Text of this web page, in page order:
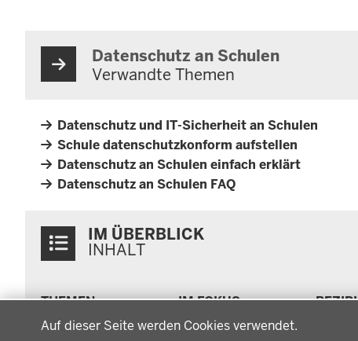
Auf dieser Seite werden Cookies verwendet.
Datenschutz an Schulen
Verwandte Themen
Datenschutz und IT-Sicherheit an Schulen
Schule datenschutzkonform aufstellen
Datenschutz an Schulen einfach erklärt
Datenschutz an Schulen FAQ
Inhalte
IM ÜBERBLICK
INHALT
in
der
THEMEN
Arbeitsschutz, Ordnung
und Sicherheit
IM FOKUS
Energiewende AG